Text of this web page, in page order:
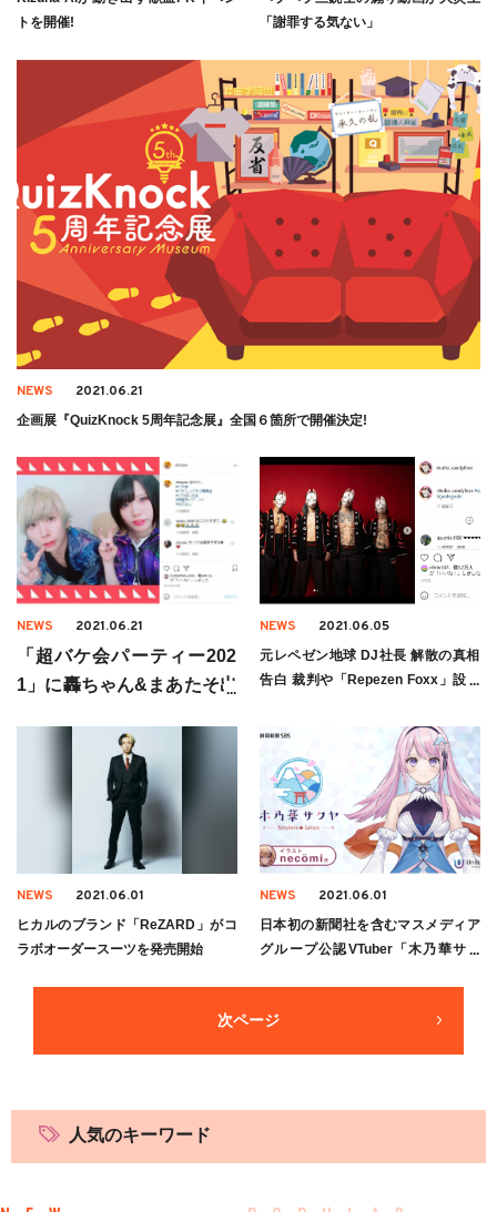
トを開催!
「謝罪する気ない」
NEWS 2021.06.21
企画展『QuizKnock 5周年記念展』全国６箇所で開催決定!
NEWS 2021.06.21
「超バケ会パーティー202
1」に轟ちゃん&まあたそ出
NEWS 2021.06.05
元レペゼン地球 DJ社長 解散の真相
告白 裁判や「Repezen Foxx」設立
NEWS 2021.06.01
ヒカルのブランド「ReZARD」がコ
ラボオーダースーツを発売開始
NEWS 2021.06.01
日本初の新聞社を含むマスメディア
グループ公認VTuber「木乃華サク
次ページ
人気のキーワード